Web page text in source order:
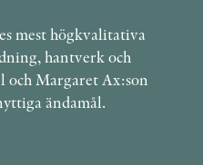
mest högkvalitativa
hantverk och
och Margaret Ax:son
ändamål.